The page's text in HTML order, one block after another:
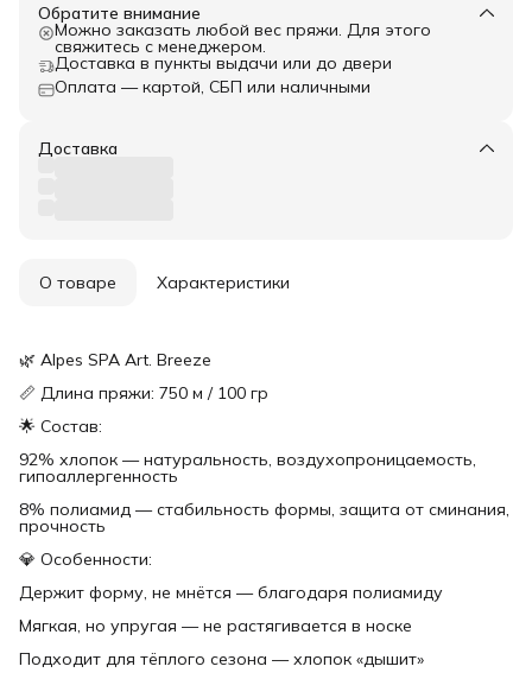
Обратите внимание
Можно заказать любой вес пряжи. Для этого
свяжитесь с менеджером.
Доставка в пункты выдачи или до двери
Оплата — картой, СБП или наличными
Доставка
О товаре Характеристики
🌿 Alpes SPA Art. Breeze
📏 Длина пряжи: 750 м / 100 гр
🌟 Состав:
92% хлопок — натуральность, воздухопроницаемость,
гипоаллергенность
8% полиамид — стабильность формы, защита от сминания,
прочность
💎 Особенности:
Держит форму, не мнётся — благодаря полиамиду
Мягкая, но упругая — не растягивается в носке
Подходит для тёплого сезона — хлопок «дышит»